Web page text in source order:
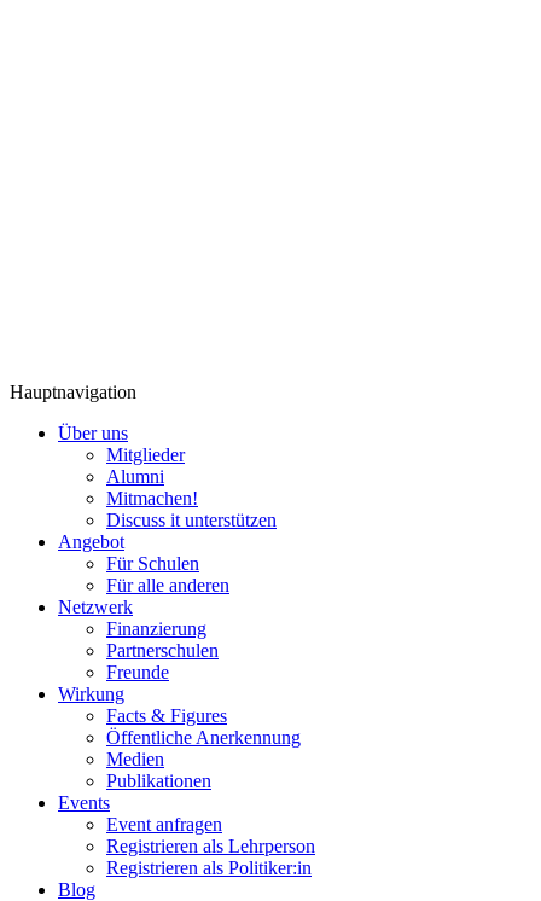
Hauptnavigation
Über uns
Mitglieder
Alumni
Mitmachen!
Discuss it unterstützen
Angebot
Für Schulen
Für alle anderen
Netzwerk
Finanzierung
Partnerschulen
Freunde
Wirkung
Facts & Figures
Öffentliche Anerkennung
Medien
Publikationen
Events
Event anfragen
Registrieren als Lehrperson
Registrieren als Politiker:in
Blog